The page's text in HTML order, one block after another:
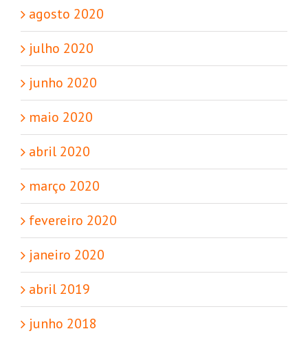
agosto 2020
julho 2020
junho 2020
maio 2020
abril 2020
março 2020
fevereiro 2020
janeiro 2020
abril 2019
junho 2018